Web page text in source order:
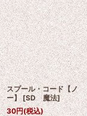
スプール・コード【ノ
ー】 [SD 魔法]
30円(税込)